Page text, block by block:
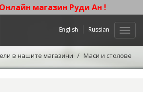
магазин Руди Ан !
English Russian
в нашите магазини
Маси и столове